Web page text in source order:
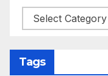
Kategori
Tags